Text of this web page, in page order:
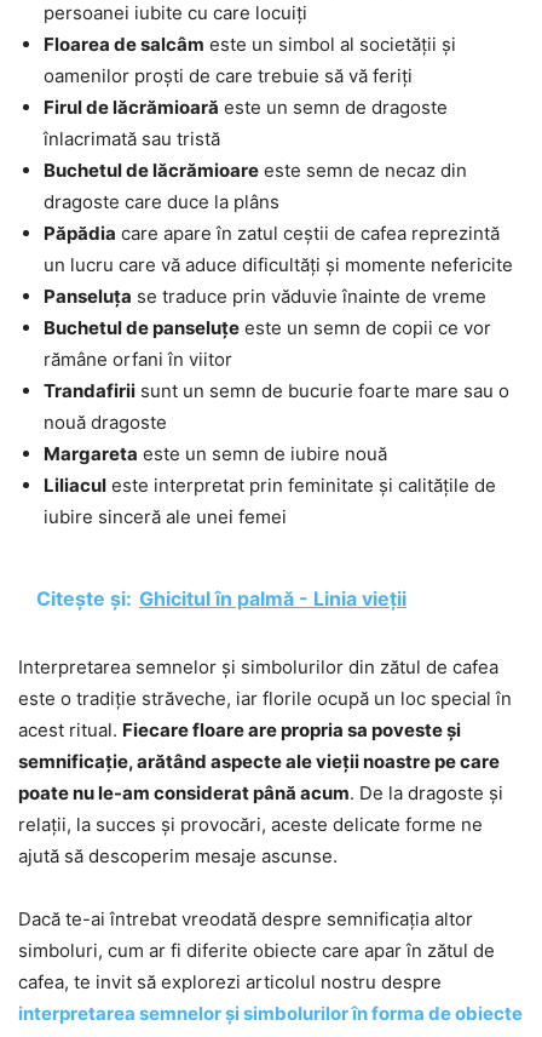
persoanei iubite cu care locuiți
Floarea de salcâm este un simbol al societății și
oamenilor proști de care trebuie să vă feriți
Firul de lăcrămioară este un semn de dragoste
înlacrimată sau tristă
Buchetul de lăcrămioare este semn de necaz din
dragoste care duce la plâns
Păpădia care apare în zatul ceștii de cafea reprezintă
un lucru care vă aduce dificultăți și momente nefericite
Panseluța se traduce prin văduvie înainte de vreme
Buchetul de panseluțe este un semn de copii ce vor
rămâne orfani în viitor
Trandafirii sunt un semn de bucurie foarte mare sau o
nouă dragoste
Margareta este un semn de iubire nouă
Liliacul este interpretat prin feminitate și calitățile de
iubire sinceră ale unei femei
Citește și: Ghicitul în palmă - Linia vieții
Interpretarea semnelor și simbolurilor din zătul de cafea
este o tradiție străveche, iar florile ocupă un loc special în
acest ritual. Fiecare floare are propria sa poveste și
semnificație, arătând aspecte ale vieții noastre pe care
poate nu le-am considerat până acum. De la dragoste și
relații, la succes și provocări, aceste delicate forme ne
ajută să descoperim mesaje ascunse.
Dacă te-ai întrebat vreodată despre semnificația altor
simboluri, cum ar fi diferite obiecte care apar în zătul de
cafea, te invit să explorezi articolul nostru despre
interpretarea semnelor și simbolurilor în forma de obiecte